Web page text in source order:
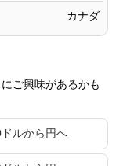
101,182.57円
101,184.82円
101,187.07円
101,188.19円
カナダ
ご興味があるかも
ルから円へ